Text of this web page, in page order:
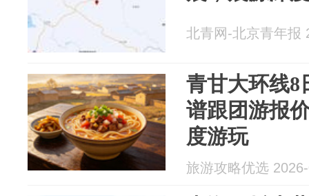
北青网-北京青年报
青甘大环线8
谱跟团游报
度游玩
旅游攻略优选